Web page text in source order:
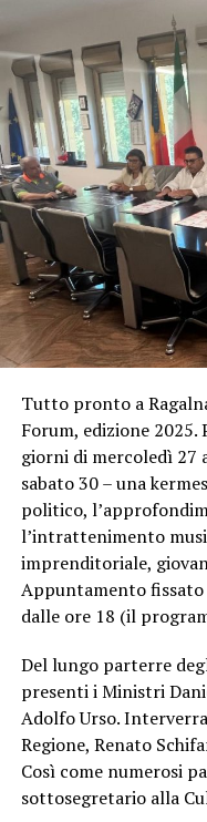
Tutto pronto a
Forum, edizione 2025.
giorni di mercoledì 27
sabato 30 – una
politico,
l’intrattenimento
imprenditoriale,
Appuntamento
dalle ore 18 (il
Del lungo parterre
presenti i Ministri
Adolfo Urso.
Regione, Renato
Così come numerosi
sottosegretario alla